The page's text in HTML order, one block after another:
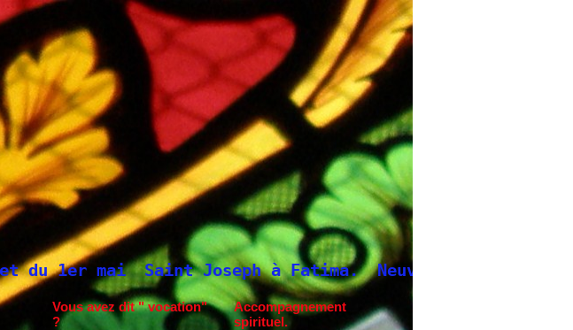
Saint Joseph à Fatima. Neuvaine à Saint Joseph
Vous avez dit " vocation"
?
Accompagnement
spirituel.